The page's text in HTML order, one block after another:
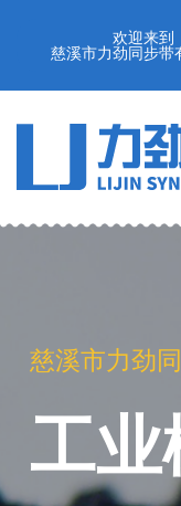
欢迎来到
慈溪市力劲同步带
慈溪市力劲
工业